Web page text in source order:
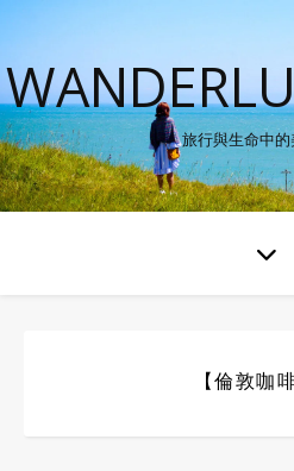
旅行與生命中
【倫敦咖